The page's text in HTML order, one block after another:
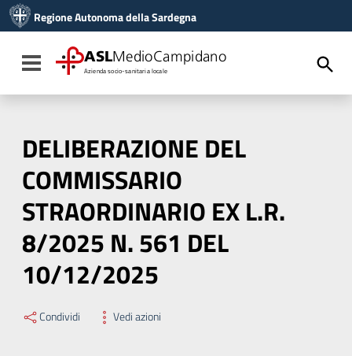
Vai al menu di navigazione
Vai al footer
Regione Autonoma della Sardegna
Toggle navigation
ASLMedioCampidano
Azienda socio-sanitaria locale
DELIBERAZIONE DEL
COMMISSARIO
STRAORDINARIO EX L.R.
8/2025 N. 561 DEL
10/12/2025
Condividi Vedi azioni